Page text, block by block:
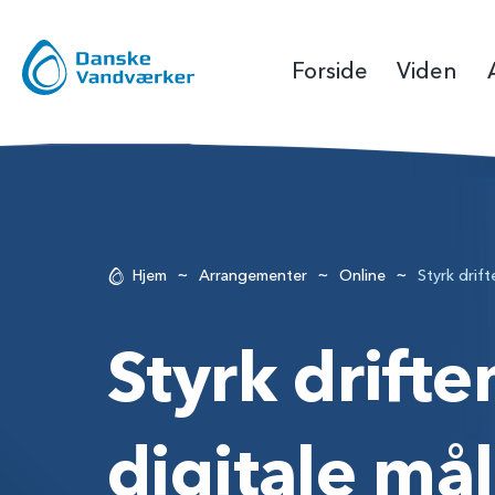
Forside Viden
Hjem ~ Arrangementer ~ Online ~ Styrk
Styrk
digitale